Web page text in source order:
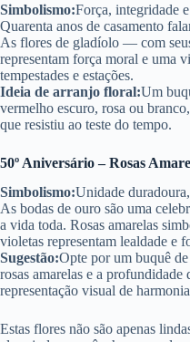
Simbolismo:Força, integridade
Quarenta anos de casamento
As flores de gladíolo — com
representam força moral e uma
tempestades e estações.
Ideia de arranjo floral:Um
vermelho escuro, rosa ou
que resistiu ao teste do tempo.
50º Aniversário – Rosas
Simbolismo:Unidade
As bodas de ouro são uma
a vida toda. Rosas amarelas
violetas representam lealdade e
Sugestão:Opte por um buquê
rosas amarelas e a
representação visual de
Estas flores não são apenas